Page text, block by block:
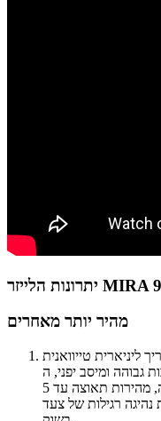
יתרונות הלייזר MIRA 9
מהיר יותר מאחרים
טייוואנית
נהיגה רגילות של צעד